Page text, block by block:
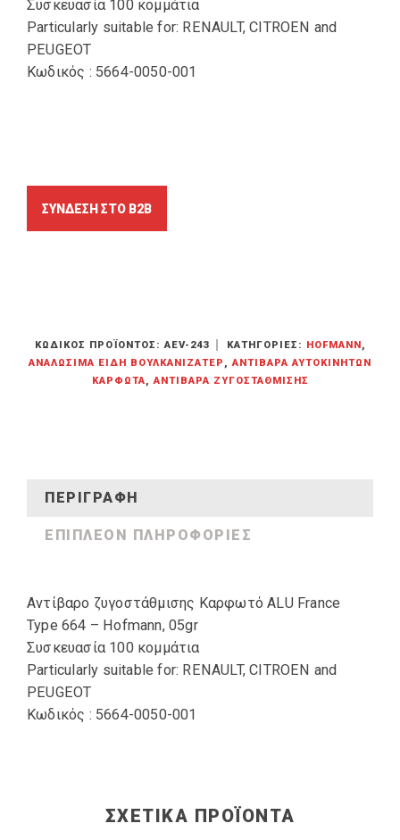
Συσκευασία 100 κομμάτια
Particularly suitable for: RENAULT, CITROEN and
PEUGEOT
Κωδικός : 5664-0050-001
ΚΩΔΙΚΌΣ ΠΡΟΪΌΝΤΟΣ:AEV-243 ΚΑΤΗΓΟΡΊΕΣ: HOFMANN,
ΑΝΑΛΏΣΙΜΑ ΕΊΔΗ ΒΟΥΛΚΑΝΙΖΑΤΕΡ ,ΑΝΤΊΒΑΡΑ ΑΥΤΟΚΙΝΉΤΩΝ
ΚΑΡΦΩΤΆ,ΑΝΤΊΒΑΡΑ ΖΥΓΟΣΤΆΘΜΙΣΗΣ
ΠΕΡΙΓΡΑΦΉ
ΕΠΙΠΛΈΟΝ ΠΛΗΡΟΦΟΡΊΕΣ
Αντίβαρο ζυγοστάθμισης Καρφωτό ALU France
Type 664 – Hofmann, 05gr
Συσκευασία 100 κομμάτια
Particularly suitable for: RENAULT, CITROEN and
PEUGEOT
Κωδικός : 5664-0050-001
ΣΧΕΤΙΚΆ ΠΡΟΪΌΝΤΑ